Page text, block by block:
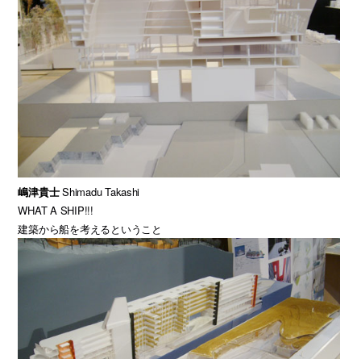
嶋津貴士Shimadu Takashi
WHAT A SHIP!!!
建築から船を考えるということ